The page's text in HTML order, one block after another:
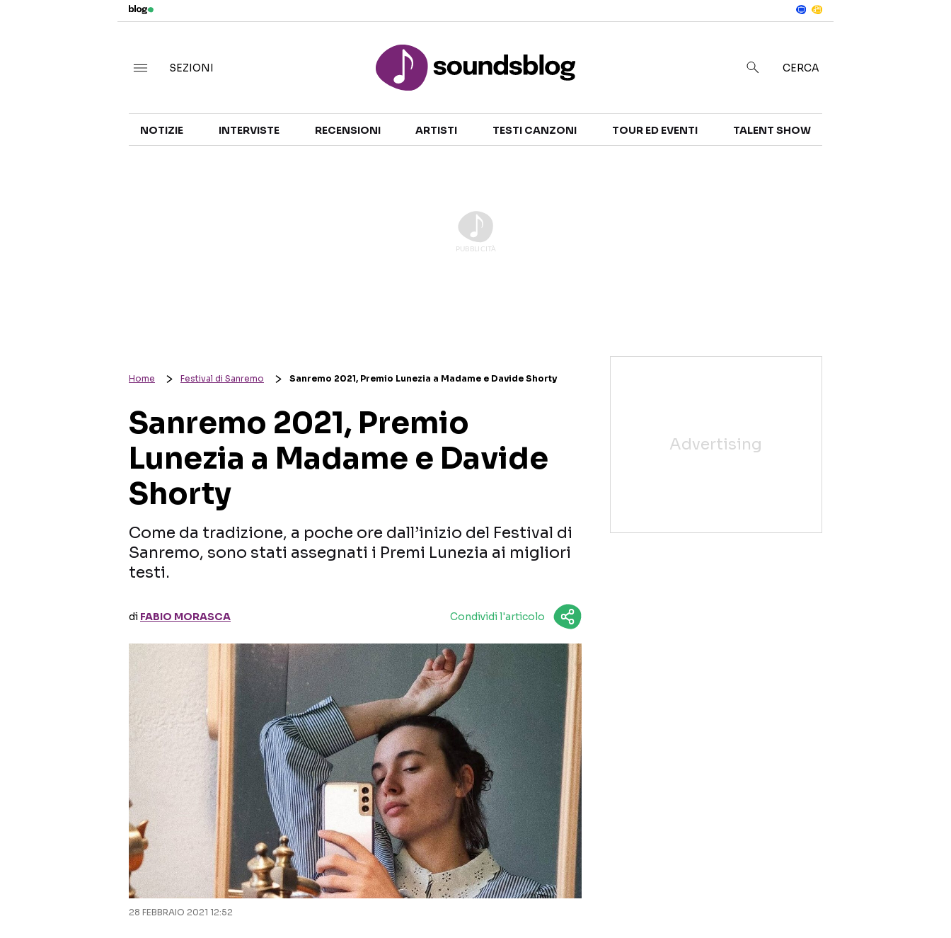
TALENT SHOW
SEZIONI CERCA
NOTIZIE INTERVISTE RECENSIONI ARTISTI TESTI CANZONI TOUR ED EVENTI TALENT SHOW
Home Festival di Sanremo Sanremo 2021, Premio Lunezia a Madame e Davide Shorty
Sanremo 2021, Premio
Lunezia a Madame e Davide
Shorty
Come da tradizione, a poche ore dall’inizio del Festival di
Sanremo, sono stati assegnati i Premi Lunezia ai migliori
testi.
di FABIO MORASCA Condividi l'articolo
28 FEBBRAIO 2021 12:52